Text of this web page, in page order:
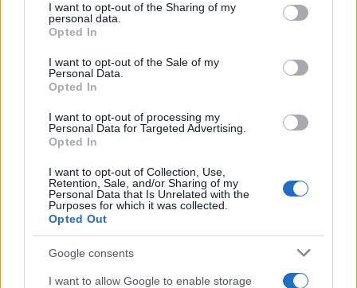
not limited to your visit or usage behaviour. You may click to
grant or deny consent to Google and its third-party tags to
use your data for below specified purposes in below Google
consent section.
I want to opt-out of the Sharing of my
personal data.
Opted In
I want to opt-out of the Sale of my
Personal Data.
Opted In
I want to opt-out of processing my
Personal Data for Targeted Advertising.
Opted In
I want to opt-out of Collection, Use,
Retention, Sale, and/or Sharing of my
Personal Data that Is Unrelated with the
Purposes for which it was collected.
Opted Out
Google consents
I want to allow Google to enable storage
NEWS
résilient
Juliette Bernard · 6 Août 2026